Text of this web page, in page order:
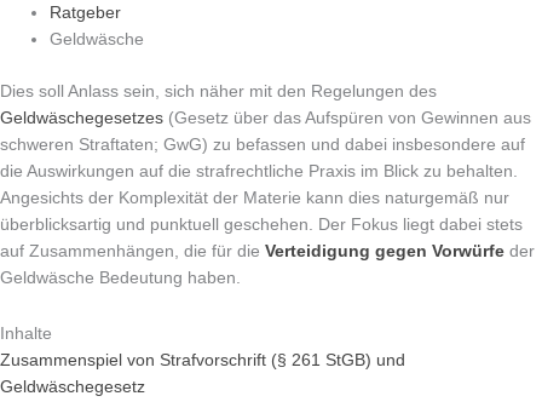
Ratgeber
Geldwäsche
Dies soll Anlass sein, sich näher mit den Regelungen des
Geldwäschegesetzes (Gesetz über das Aufspüren von Gewinnen aus
schweren Straftaten; GwG) zu befassen und dabei insbesondere auf
die Auswirkungen auf die strafrechtliche Praxis im Blick zu behalten.
Angesichts der Komplexität der Materie kann dies naturgemäß nur
überblicksartig und punktuell geschehen. Der Fokus liegt dabei stets
auf Zusammenhängen, die für die Verteidigung gegen Vorwürfe der
Geldwäsche Bedeutung haben.
Inhalte
Zusammenspiel von Strafvorschrift (§ 261 StGB) und
Geldwäschegesetz